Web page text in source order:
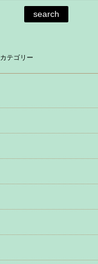
search
カテゴリー